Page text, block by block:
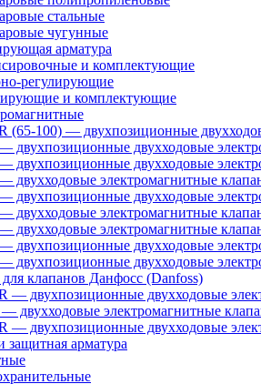
стальные
чугунные
арматура
и комплектующие
регулирующие
и комплектующие
(65-100) — двухпозиционные
двухпозиционные двухходовые
двухпозиционные двухходовые
двухходовые электромагнитные
двухпозиционные двухходовые
двухходовые электромагнитные
двухходовые электромагнитные
двухпозиционные двухходовые
двухпозиционные двухходовые
клапанов Данфосс (Danfoss)
— двухпозиционные двухходовые
двухходовые электромагнитные
— двухпозиционные двухходовые
защитная арматура